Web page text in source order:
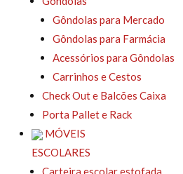
Gôndolas para Mercado
Gôndolas para Farmácia
Acessórios para Gôndolas
Carrinhos e Cestos
Check Out e Balcões Caixa
Porta Pallet e Rack
MÓVEIS
ESCOLARES
Carteira escolar estofada